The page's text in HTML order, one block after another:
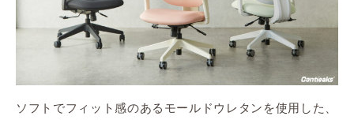
ソフトでフィット感のあるモールドウレタンを使用した、